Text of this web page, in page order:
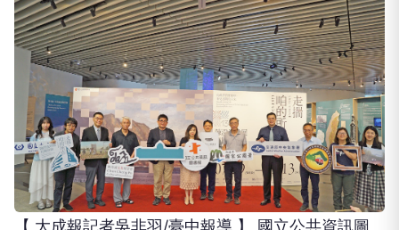
【 大成報記者吳非羽/臺中報導 】 國立公共資訊圖